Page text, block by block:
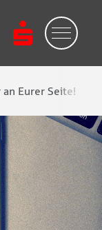
Eurer Seite!